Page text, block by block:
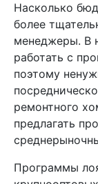
Насколько
более
менеджеры. В
работать с
поэтому
ремонтного
предлагать
Программы